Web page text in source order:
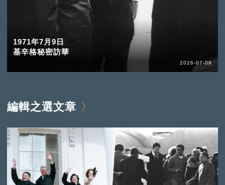
1971年7月9日
基辛格秘密訪華
2026-07-08
編輯之選文章